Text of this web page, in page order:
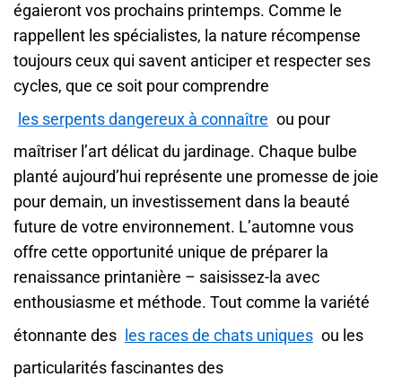
égaieront vos prochains printemps. Comme le
rappellent les spécialistes, la nature récompense
toujours ceux qui savent anticiper et respecter ses
cycles, que ce soit pour comprendre
les serpents dangereux à connaître ou pour
maîtriser l’art délicat du jardinage. Chaque bulbe
planté aujourd’hui représente une promesse de joie
pour demain, un investissement dans la beauté
future de votre environnement. L’automne vous
offre cette opportunité unique de préparer la
renaissance printanière – saisissez-la avec
enthousiasme et méthode. Tout comme la variété
étonnante des
les races de chats uniques ou les
particularités fascinantes des